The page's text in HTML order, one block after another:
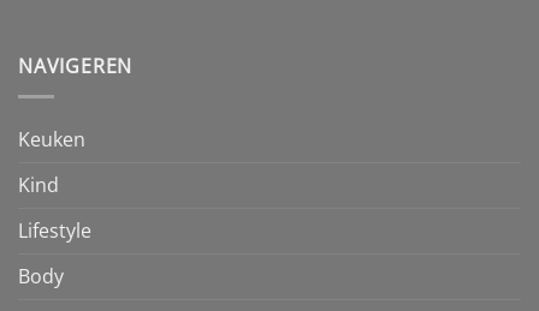
NAVIGEREN
Keuken
Kind
Lifestyle
Body